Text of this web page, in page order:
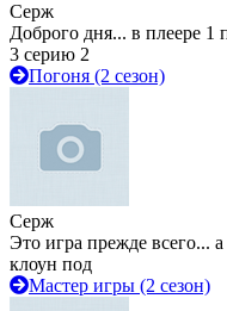
Серж
Доброго дня... в плеере 1
3 серию 2
Погоня (2 сезон)
Серж
Это игра прежде всего...
клоун под
Мастер игры (2 сезон)